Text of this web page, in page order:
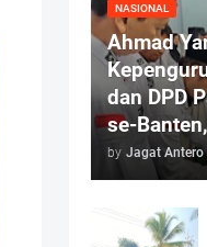
NASIONAL
Ahmad
dan DPD
se-
by Jagat Antero